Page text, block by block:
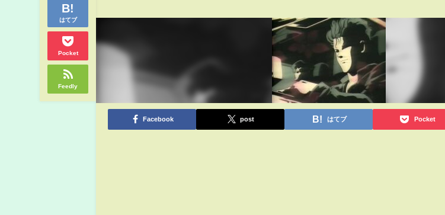
はてブ
Pocket
Feedly
Facebook post はてブ Pocket